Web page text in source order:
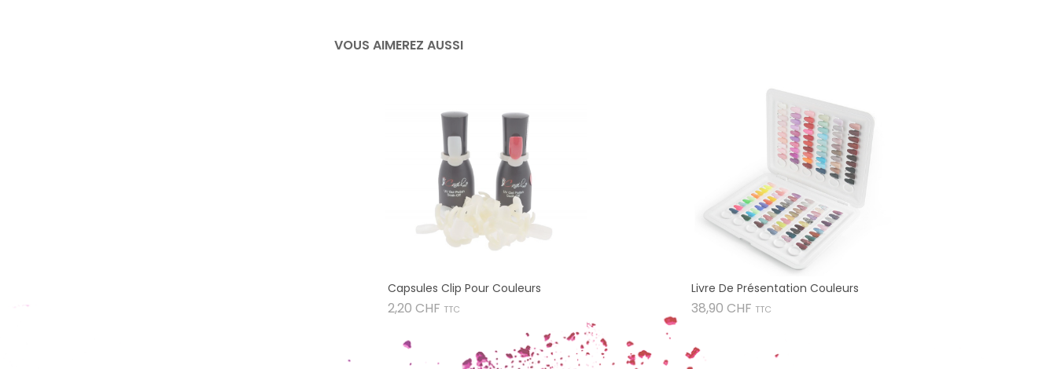
VOUS AIMEREZ AUSSI
Capsules Clip Pour Couleurs
2,20 CHF Prix
TTC
Livre De Présentation Couleurs
38,90 CHF Prix
TTC